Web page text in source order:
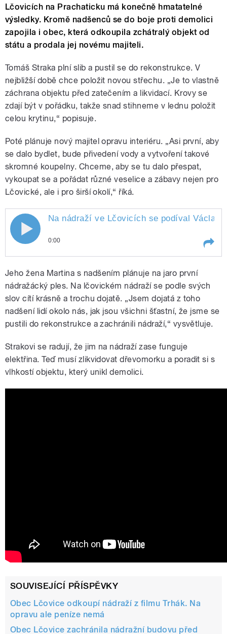
Lčovicích na Prachaticku má konečně hmatatelné
výsledky. Kromě nadšenců se do boje proti demolici
zapojila i obec, která odkoupila zchátralý objekt od
státu a prodala jej novému majiteli.
Tomáš Straka plní slib a pustil se do rekonstrukce. V
nejbližší době chce položit novou střechu. „Je to vlastně
záchrana objektu před zatečením a likvidací. Krovy se
zdají být v pořádku, takže snad stihneme v lednu položit
celou krytinu,“ popisuje.
Poté plánuje nový majitel opravu interiéru. „Asi první, aby
se dalo bydlet, bude přivedení vody a vytvoření takové
skromné koupelny. Chceme, aby se tu dalo přespat,
vykoupat se a pořádat různé veselice a zábavy nejen pro
Lčovické, ale i pro širší okolí,“ říká.
pause
Na nádraží ve Lčovicích se podíval Václav
0:00
Václav
Jeho žena Martina s nadšením plánuje na jaro první
nádražácký ples. Na lčovickém nádraží se podle svých
slov cítí krásně a trochu dojatě. „Jsem dojatá z toho
nadšení lidí okolo nás, jak jsou všichni šťastní, že jsme se
pustili do rekonstrukce a zachránili nádraží,“ vysvětluje.
Strakovi se radují, že jim na nádraží zase funguje
elektřina. Teď musí zlikvidovat dřevomorku a poradit si s
vlhkostí objektu, který unikl demolici.
SOUVISEJÍCÍ PŘÍSPĚVKY
Obec Lčovice odkoupí nádraží z filmu Trhák. Na
opravu ale peníze nemá
Obec Lčovice zachránila nádražní budovu před